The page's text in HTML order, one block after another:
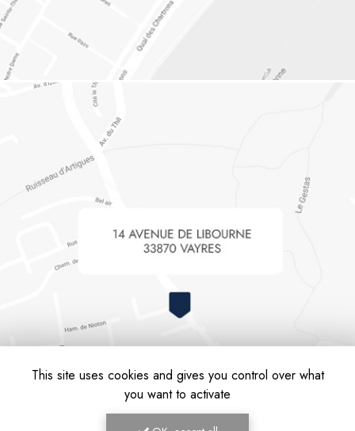
This site uses cookies and gives you control over what
you want to activate